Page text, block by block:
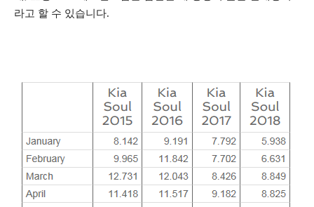
라고 할 수 있습니다.